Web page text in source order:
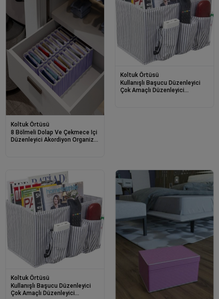
Koltuk Örtüsü
8 Bölmeli Dolap Ve Çekmece Içi
Düzenleyici Akordiyon Organizer
Koltuk Örtüsü
Kullanışlı Başucu Düzenleyici
Çok Amaçlı Düzenleyici
Koltuk Örtüsü
Kullanışlı Başucu Düzenleyici
Çok Amaçlı Düzenleyici